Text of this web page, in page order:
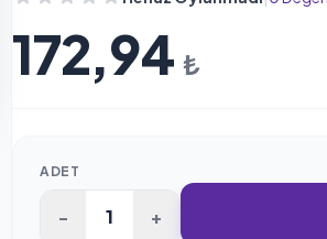
172,94 ₺
ADET
- +